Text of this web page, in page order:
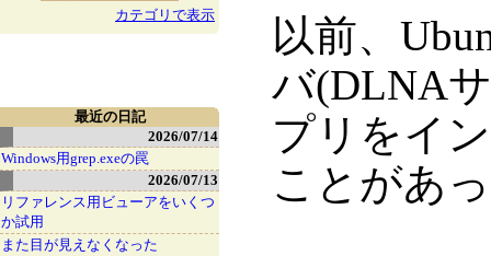
以前、
バ(DLNA
プリをイ
ことがあ
最近の日記
2026/07/14
Windows用grep.exeの罠
2026/07/13
リファレンス用ビューアをいくつ
か試用
また目が見えなくなった
カテゴリで表示